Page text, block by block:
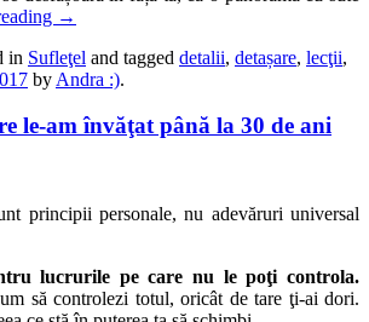
→
in Sufleţel and tagged detalii, detașare, lecţii,
by Andra :).
le-am învăţat până la 30 de ani
principii personale, nu adevăruri universal
lucrurile pe care nu le poţi controla.
să controlezi totul, oricât de tare ţi-ai dori.